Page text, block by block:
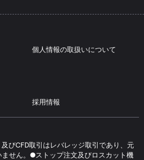
個人情報の取扱いについて
採用情報
びCFD取引はレバレッジ取引であり、元
せん。●ストップ注文及びロスカット機